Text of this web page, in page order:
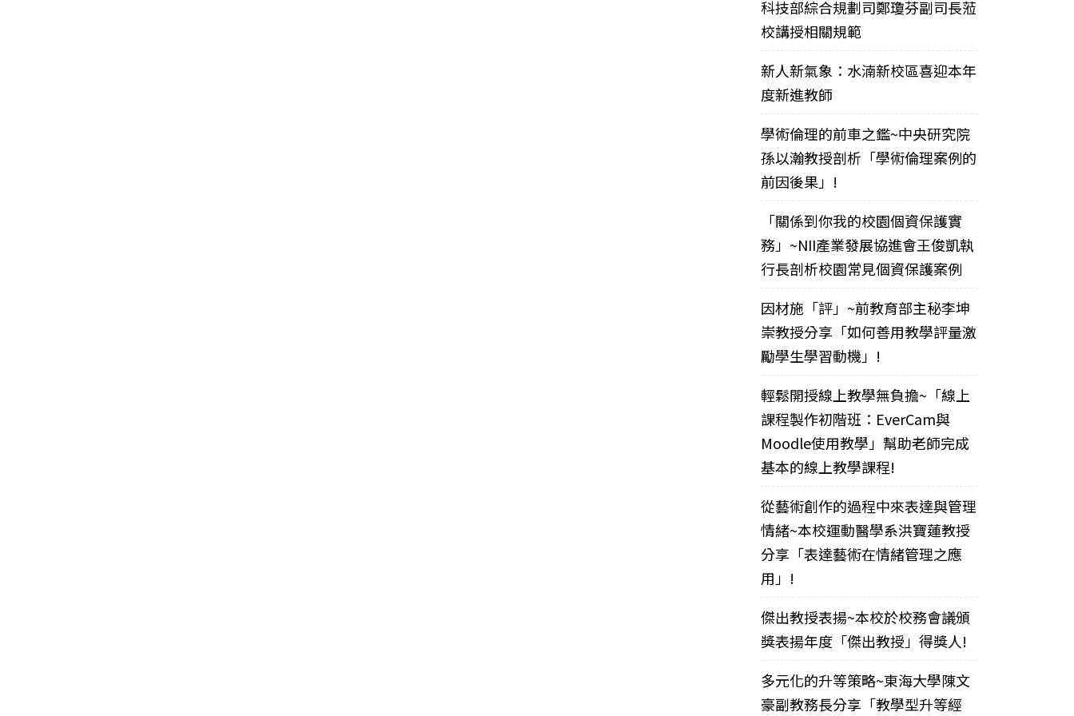
科技部綜合規劃司鄭瓊芬副司長蒞
校講授相關規範
新人新氣象：水湳新校區喜迎本年
度新進教師
學術倫理的前車之鑑~中央研究院
孫以瀚教授剖析「學術倫理案例的
前因後果」!
「關係到你我的校園個資保護實
務」~NII產業發展協進會王俊凱執
行長剖析校園常見個資保護案例
因材施「評」~前教育部主秘李坤
崇教授分享「如何善用教學評量激
勵學生學習動機」!
輕鬆開授線上教學無負擔~「線上
課程製作初階班：EverCam與
Moodle使用教學」幫助老師完成
基本的線上教學課程!
從藝術創作的過程中來表達與管理
情緒~本校運動醫學系洪寶蓮教授
分享「表達藝術在情緒管理之應
用」!
傑出教授表揚~本校於校務會議頒
獎表揚年度「傑出教授」得獎人!
多元化的升等策略~東海大學陳文
豪副教務長分享「教學型升等經